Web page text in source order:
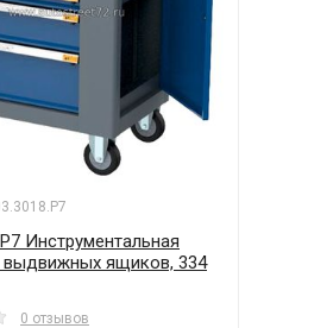
Инструментальная
выдвижных ящиков, 334
0 отзывов